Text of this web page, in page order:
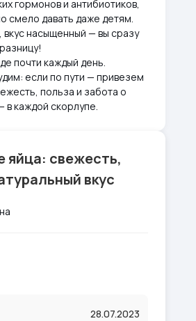
гормонов и антибиотиков,
смело давать даже детям.
насыщенный — вы сразу
почти каждый день.
если по пути — привезем
польза и забота о
каждой скорлупе.
яйца: свежесть,
вкус
28.07.2023